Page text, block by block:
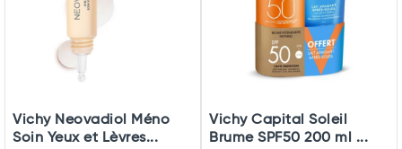
Vichy Neovadiol Méno
Soin Yeux et Lèvres...
Vichy Capital Soleil
Brume SPF50 200 ml ...